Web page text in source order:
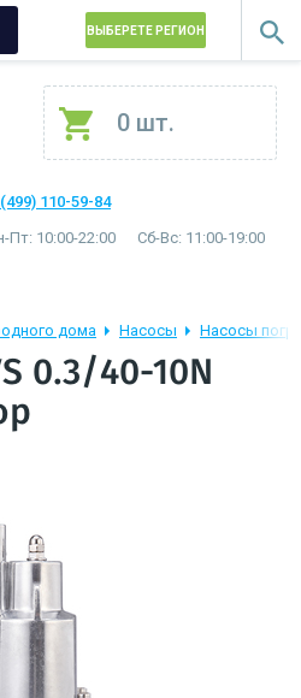
ВЫБЕРЕТЕ РЕГИОН
0 шт.
110-59-84
Пт: 10:00-22:00 Сб-Вс: 11:00-19:00
дома Насосы Насосы
0.3/40-10N